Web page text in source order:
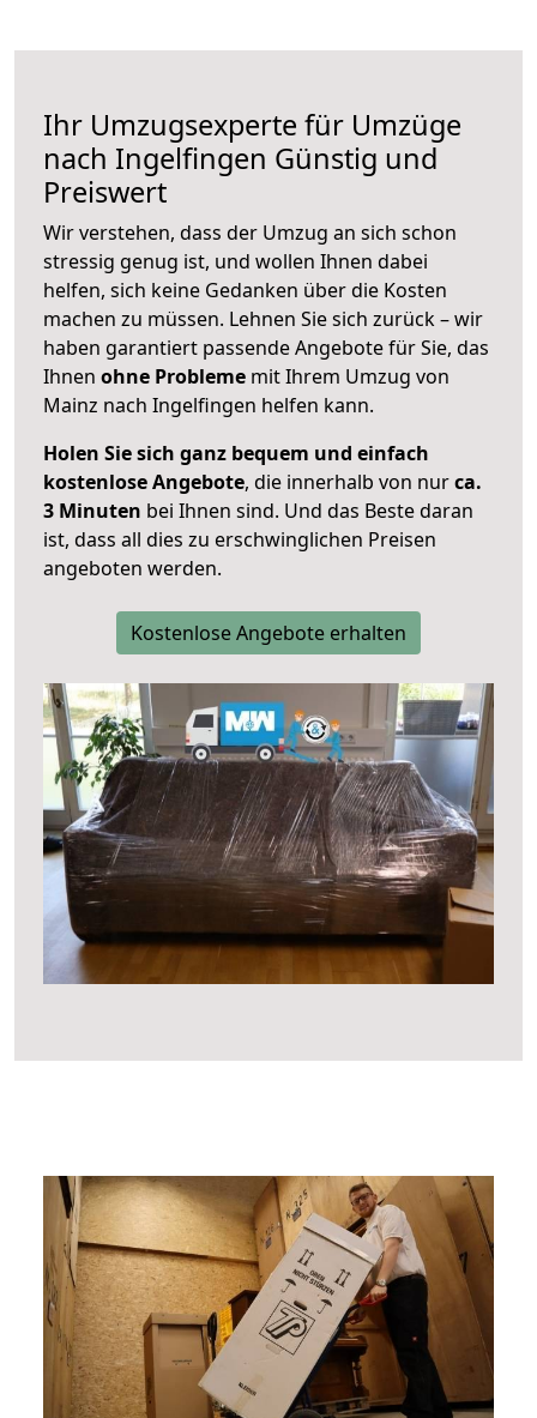
Ihr Umzugsexperte für Umzüge
nach Ingelfingen Günstig und
Preiswert
Wir verstehen, dass der Umzug an sich schon
stressig genug ist, und wollen Ihnen dabei
helfen, sich keine Gedanken über die Kosten
machen zu müssen. Lehnen Sie sich zurück – wir
haben garantiert passende Angebote für Sie, das
Ihnen ohne Probleme mit Ihrem Umzug von
Mainz nach Ingelfingen helfen kann.
Holen Sie sich ganz bequem und einfach
kostenlose Angebote, die innerhalb von nurca.
3 Minuten bei Ihnen sind. Und das Beste daran
ist, dass all dies zu erschwinglichen Preisen
angeboten werden.
Kostenlose Angebote erhalten